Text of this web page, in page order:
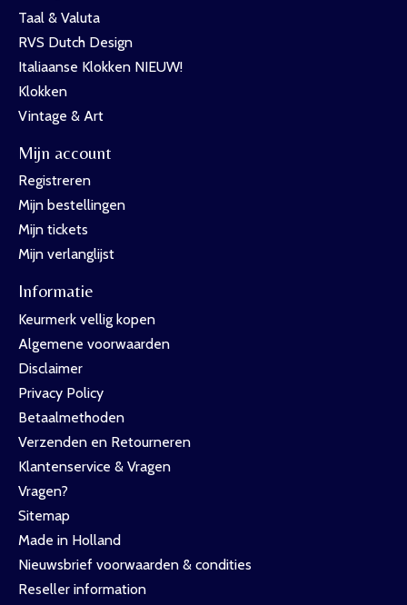
Taal & Valuta
RVS Dutch Design
Italiaanse Klokken NIEUW!
Klokken
Vintage & Art
Mijn account
Registreren
Mijn bestellingen
Mijn tickets
Mijn verlanglijst
Informatie
Keurmerk vellig kopen
Algemene voorwaarden
Disclaimer
Privacy Policy
Betaalmethoden
Verzenden en Retourneren
Klantenservice & Vragen
Vragen?
Sitemap
Made in Holland
Nieuwsbrief voorwaarden & condities
Reseller information